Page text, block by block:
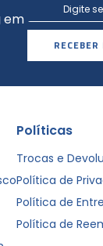
em
Políticas
Trocas e
Política de
Política de
Política de